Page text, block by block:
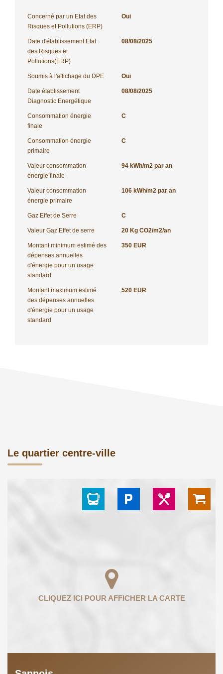
Concerné par un Etat des
Risques et Pollutions (ERP)
Oui
Date d'établissement Etat
des Risques et
Pollutions(ERP)
08/08/2025
Soumis à l'affichage du DPE Oui
Date établissement
Diagnostic Energétique
08/08/2025
Consommation énergie
finale
C
Consommation énergie
primaire
C
Valeur consommation
énergie finale
94 kWh/m2 par an
Valeur consommation
énergie primaire
106 kWh/m2 par an
Gaz Effet de Serre C
Valeur Gaz Effet de serre 20 Kg CO2/m2/an
Montant minimum estimé des
dépenses annuelles
d'énergie pour un usage
standard
350 EUR
Montant maximum estimé
des dépenses annuelles
d'énergie pour un usage
standard
520 EUR
Le quartier centre-ville